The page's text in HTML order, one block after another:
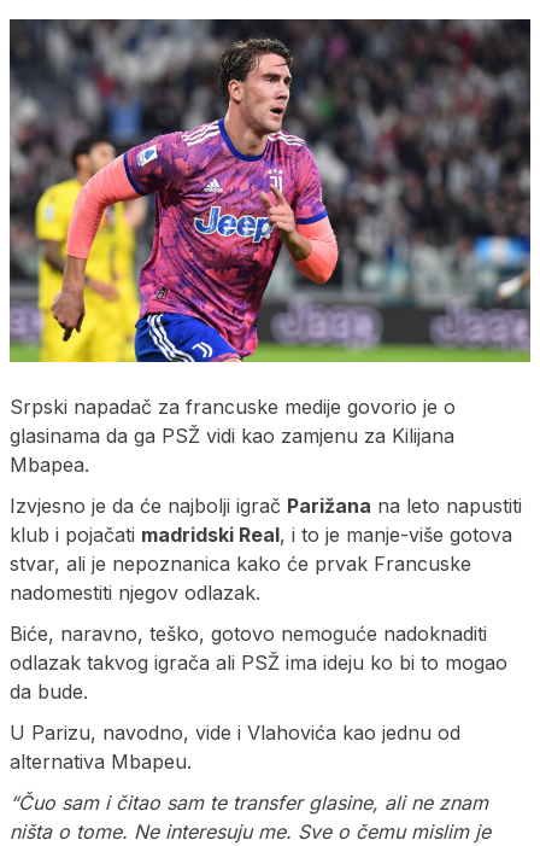
Srpski napadač za francuske medije govorio je o
glasinama da ga PSŽ vidi kao zamjenu za Kilijana
Mbapea.
Izvjesno je da će najbolji igrač Parižana na leto napustiti
klub i pojačati madridski Real, i to je manje-više gotova
stvar, ali je nepoznanica kako će prvak Francuske
nadomestiti njegov odlazak.
Biće, naravno, teško, gotovo nemoguće nadoknaditi
odlazak takvog igrača ali PSŽ ima ideju ko bi to mogao
da bude.
U Parizu, navodno, vide i Vlahovića kao jednu od
alternativa Mbapeu.
“Čuo sam i čitao sam te transfer glasine, ali ne znam
ništa o tome. Ne interesuju me. Sve o čemu mislim je